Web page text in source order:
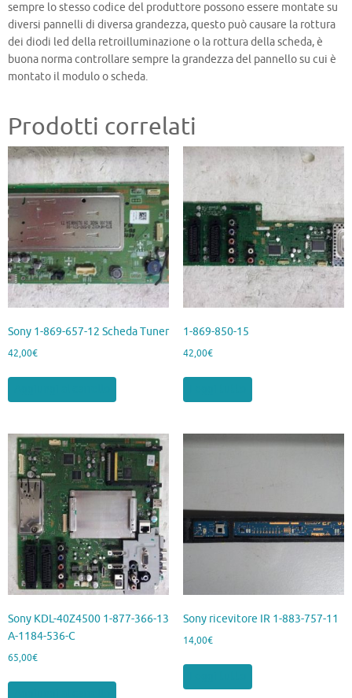
sempre lo stesso codice del produttore possono essere montate su
diversi pannelli di diversa grandezza, questo può causare la rottura
dei diodi led della retroilluminazione o la rottura della scheda, è
buona norma controllare sempre la grandezza del pannello su cui è
montato il modulo o scheda.
Prodotti correlati
Sony 1-869-657-12 Scheda Tuner
42,00€
1-869-850-15
42,00€
Sony KDL-40Z4500 1-877-366-13
A-1184-536-C
65,00€
Sony ricevitore IR 1-883-757-11
14,00€